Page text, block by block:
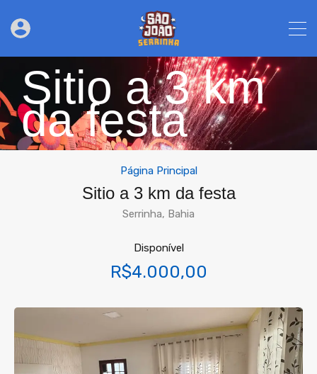
Sitio a 3 km
da festa
Página Principal
Sitio a 3 km da festa
Serrinha, Bahia
Disponível
R$4.000,00